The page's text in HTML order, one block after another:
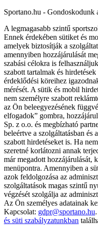
Sportano.hu - Gondoskodunk
A legmagasabb szintű
Ennek érdekében sütiket és
amelyek biztosítják a
amennyiben hozzájárulását
szabási célokra is
szabott tartalmak és
érdeklődési köreihez
mérését. A sütik és mobil
nem személyre szabott
az Ön beleegyezésének
elfogadok” gombra,
Sp. z o.o. és megbízható
beleértve a szolgáltatásban
szabott hirdetéseket is. Ha
szeretné korlátozni annak
már megadott hozzájárulását,
menüpontra. Amennyiben a
azok feldolgozása az
szolgáltatások magas szintű
végzését szolgálja az
Az Ön személyes adatainak
Kapcsolat: gdpr@sportano.hu
és süti szabályzatunkban